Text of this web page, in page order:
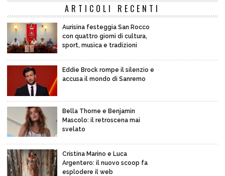
ARTICOLI RECENTI
Aurisina festeggia San Rocco
con quattro giorni di cultura,
sport, musica e tradizioni
Eddie Brock rompe il silenzio e
accusa il mondo di Sanremo
Bella Thorne e Benjamin
Mascolo: il retroscena mai
svelato
Cristina Marino e Luca
Argentero: il nuovo scoop fa
esplodere il web